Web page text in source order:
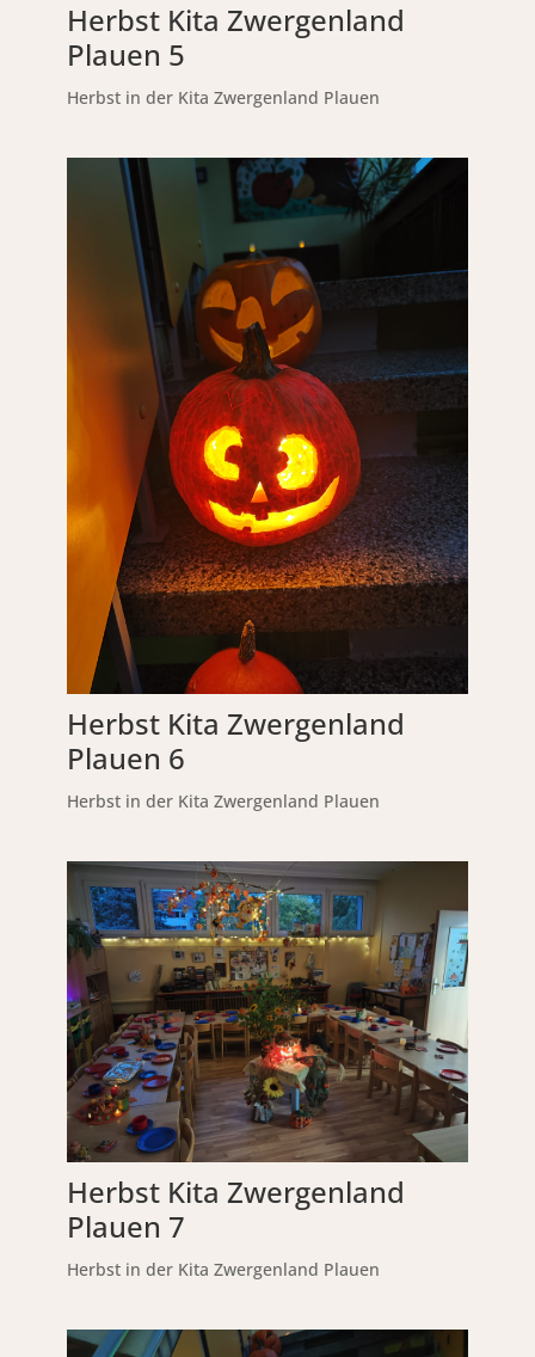
Herbst Kita Zwergenland
Plauen 5
Herbst in der Kita Zwergenland Plauen
Herbst Kita Zwergenland
Plauen 6
Herbst in der Kita Zwergenland Plauen
Herbst Kita Zwergenland
Plauen 7
Herbst in der Kita Zwergenland Plauen